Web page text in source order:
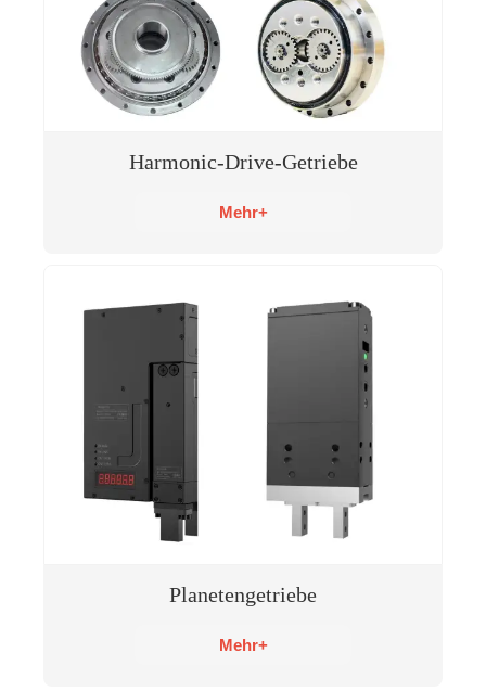
Harmonic-Drive-Getriebe
Mehr+
Planetengetriebe
Mehr+